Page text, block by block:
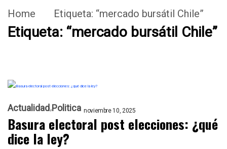
Home Etiqueta: “mercado bursátil Chile”
Etiqueta: “mercado bursátil Chile”
Actualidad Politica noviembre 10, 2025
Basura electoral post elecciones: ¿qué
dice la ley?